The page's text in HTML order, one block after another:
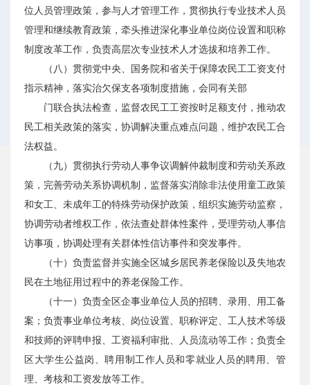
位人员管理政策，参与人才管理工作，贯彻执行专业技术人员
管理和继续教育政策，牵头推进深化事业单位岗位设置和职称
制度改革工作，负责高层次专业技术人才选拔和培养工作。
（八）贯彻党中央、国务院和省关于保障农民工工资支付
指示精神，落实治欠保支各项制度措施，会同有关部
门联合执法检查，监督农民工工资按时足额支付，推动农
民工相关政策的落实，协调解决重点难点问题，维护农民工合
法权益。
（九）贯彻执行劳动人事争议调解仲裁制度和劳动关系政
策，完善劳动关系协调机制，监督落实消除非法使用童工政策
和女工、未成年工的特殊劳动保护政策，组织实施劳动监察，
协调劳动者维权工作，依法查处群体性案件，受理劳动人事信
访事项，协调处理有关群体性信访事件和突发事件。
（十）负责监督并实施全区城乡居民养老保险以及失地农
民在土地征用过程中的养老保险工作。
（十一）负责全区企事业单位人员的招聘、录用、用工备
案；负责事业单位考核、岗位设置、职称评定、工人技术等级
和技师的评聘申报、工资福利审批、人员流动等工作；负责全
区大学生公益岗、聘用制工作人员和零就业人员的聘用、管
理、考核和工资发放等工作。